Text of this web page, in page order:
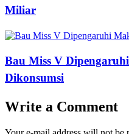
Miliar
Bau Miss V
Dikonsumsi
Write a Comment